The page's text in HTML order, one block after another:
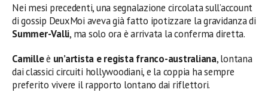
Nei mesi precedenti, una segnalazione circolata sull’account
di gossip DeuxMoi aveva già fatto ipotizzare la gravidanza di
Summer-Valli, ma solo ora è arrivata la conferma diretta.
Camilleè un’artista e regista franco-australiana, lontana
dai classici circuiti hollywoodiani, e la coppia ha sempre
preferito vivere il rapporto lontano dai riflettori.